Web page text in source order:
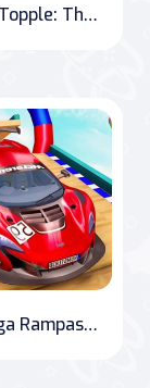
Tower Topple: The Ultimate Balancing Challenge
GT Mega Rampası Araba Akrobatikleri